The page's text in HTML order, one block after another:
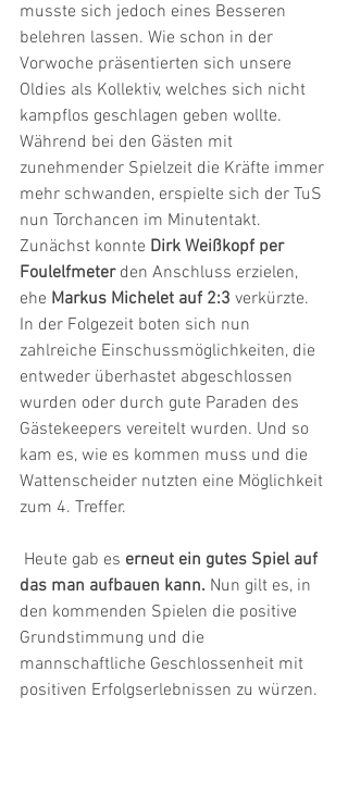
musste sich jedoch eines Besseren
belehren lassen. Wie schon in der
Vorwoche präsentierten sich unsere
Oldies als Kollektiv, welches sich nicht
kampflos geschlagen geben wollte.
Während bei den Gästen mit
zunehmender Spielzeit die Kräfte immer
mehr schwanden, erspielte sich der TuS
nun Torchancen im Minutentakt.
Zunächst konnte Dirk Weißkopf per
Foulelfmeter den Anschluss erzielen,
ehe Markus Michelet auf 2:3 verkürzte.
In der Folgezeit boten sich nun
zahlreiche Einschussmöglichkeiten, die
entweder überhastet abgeschlossen
wurden oder durch gute Paraden des
Gästekeepers vereitelt wurden. Und so
kam es, wie es kommen muss und die
Wattenscheider nutzten eine Möglichkeit
zum 4. Treffer.
Heute gab es erneut ein gutes Spiel auf
das man aufbauen kann. Nun gilt es, in
den kommenden Spielen die positive
Grundstimmung und die
mannschaftliche Geschlossenheit mit
positiven Erfolgserlebnissen zu würzen.